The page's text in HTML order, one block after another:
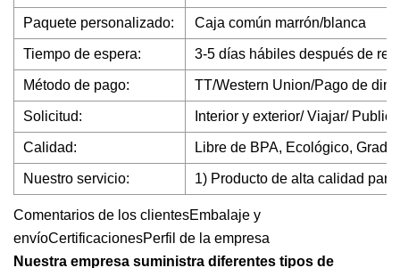
Paquete personalizado: Caja común marrón/blanca
Tiempo de espera: 3-5 días hábiles después de
Método de pago: TT/Western Union/Pago de
Solicitud: Interior y exterior/ Viajar/
Calidad: Libre de BPA, Ecológico,
Nuestro servicio: 1) Producto de alta calidad
Comentarios de los clientesEmbalaje y
envíoCertificacionesPerfil de la empresa
Nuestra empresa suministra diferentes tipos de